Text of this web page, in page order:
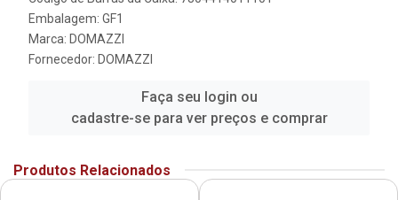
Embalagem: GF1
Marca: DOMAZZI
Fornecedor: DOMAZZI
Faça seu login ou
cadastre-se para ver preços e comprar
Produtos Relacionados